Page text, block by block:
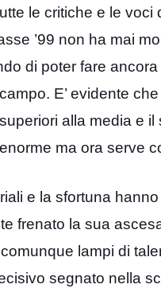
le critiche e le voci
’99 non ha mai
di poter fare ancora
E’ evidente
alla media e il
ma ora serve
e la sfortuna hanno
frenato la sua
lampi di
segnato nella